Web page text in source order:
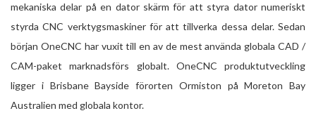
mekaniska delar på en dator skärm för att styra dator numeriskt
styrda CNC verktygsmaskiner för att tillverka dessa delar. Sedan
början OneCNC har vuxit till en av de mest använda globala CAD /
CAM-paket marknadsförs globalt. OneCNC produktutveckling
ligger i Brisbane Bayside förorten Ormiston på Moreton Bay
Australien med globala kontor.